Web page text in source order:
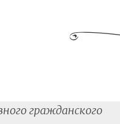
гражданского